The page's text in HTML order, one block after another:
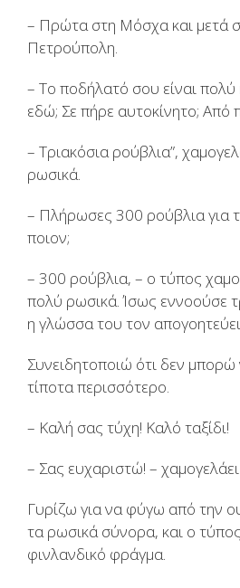
– Πρώτα στη Μόσχα και μετά
Πετρούπολη.
– Το ποδήλατό σου είναι
εδώ; Σε πήρε αυτοκίνητο; Από
– Τριακόσια ρούβλια”,
ρωσικά.
– Πλήρωσες 300 ρούβλια για
ποιον;
– 300 ρούβλια, – ο τύπος
πολύ ρωσικά. Ίσως εννοούσε
η γλώσσα του τον
Συνειδητοποιώ ότι δεν
τίποτα περισσότερο.
– Καλή σας τύχη! Καλό ταξίδι!
– Σας ευχαριστώ! – χαμογελάει
Γυρίζω για να φύγω από την
τα ρωσικά σύνορα, και ο
φινλανδικό φράγμα.